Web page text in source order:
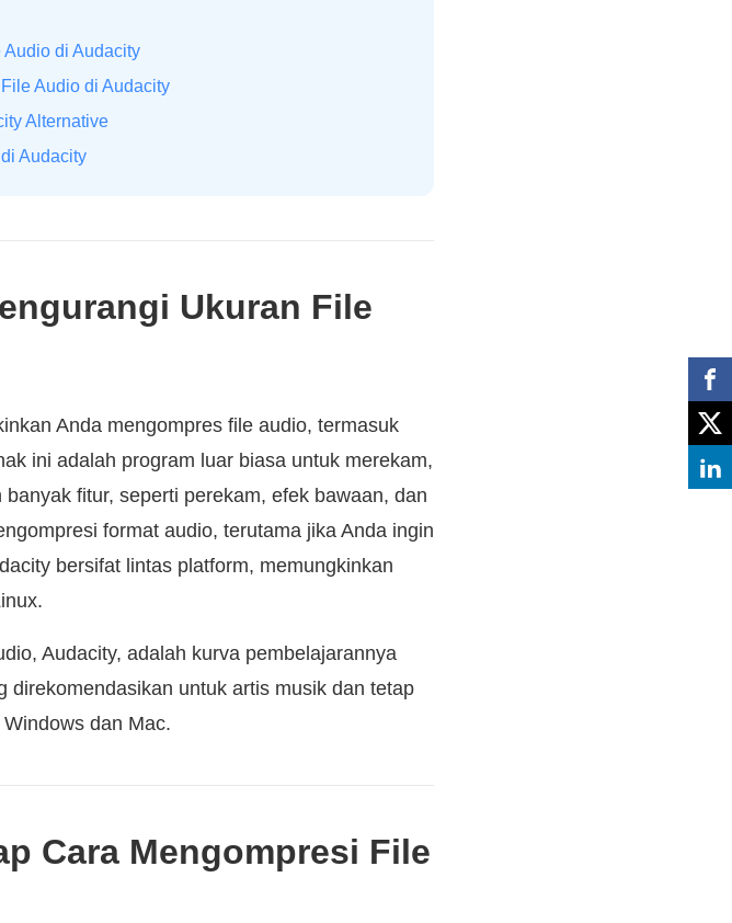
di Audacity
Audio di Audacity
Alternative
Audacity
Ukuran File
Anda mengompres file audio, termasuk
ini adalah program luar biasa untuk merekam,
fitur, seperti perekam, efek bawaan, dan
format audio, terutama jika Anda ingin
bersifat lintas platform, memungkinkan
Audacity, adalah kurva pembelajarannya
untuk artis musik dan tetap
Windows dan Mac.
Cara Mengompresi File